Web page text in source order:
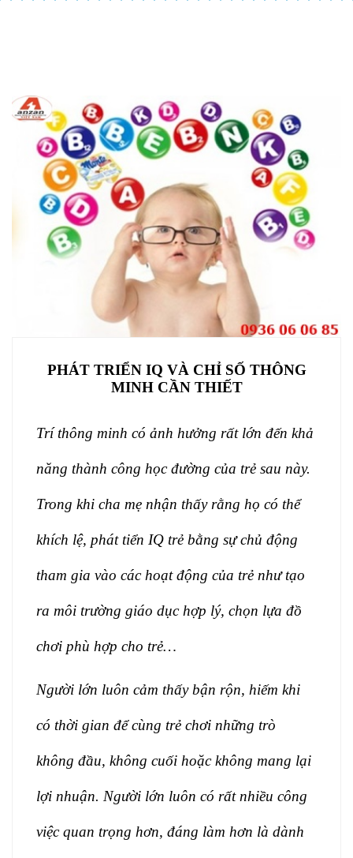
PHÁT TRIỂN IQ VÀ CHỈ SỐ THÔNG
MINH CẦN THIẾT
Trí thông minh có ảnh hưởng rất lớn đến khả
năng thành công học đường của trẻ sau này.
Trong khi cha mẹ nhận thấy rằng họ có thể
khích lệ, phát tiển IQ trẻ bằng sự chủ động
tham gia vào các hoạt động của trẻ như tạo
ra môi trường giáo dục hợp lý, chọn lựa đồ
chơi phù hợp cho trẻ…
Người lớn luôn cảm thấy bận rộn, hiếm khi
có thời gian để cùng trẻ chơi những trò
không đầu, không cuối hoặc không mang lại
lợi nhuận. Người lớn luôn có rất nhiều công
việc quan trọng hơn, đáng làm hơn là dành